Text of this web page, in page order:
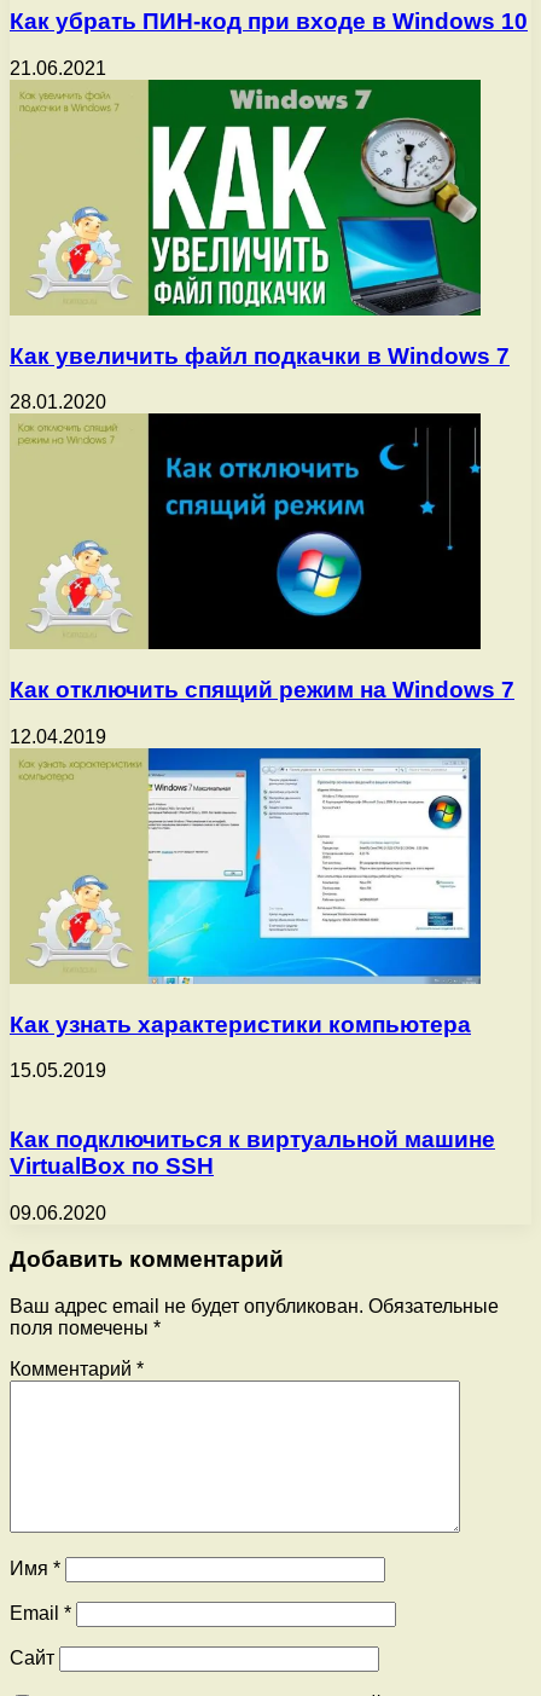
Как убрать ПИН-код при входе в Windows 10
21.06.2021
Как увеличить файл подкачки в Windows 7
28.01.2020
Как отключить спящий режим на Windows 7
12.04.2019
Как узнать характеристики компьютера
15.05.2019
Как подключиться к виртуальной машине
VirtualBox по SSH
09.06.2020
Добавить комментарий
Ваш адрес email не будет опубликован. Обязательные
поля помечены *
Комментарий *
Имя *
Email *
Сайт